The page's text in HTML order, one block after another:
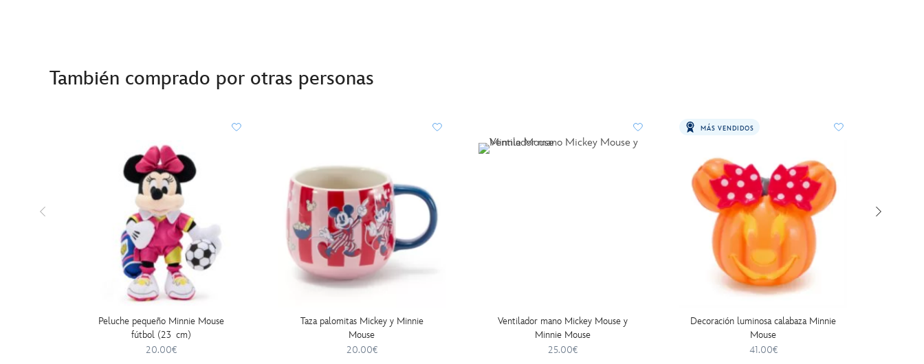
También comprado por otras personas
Peluche pequeño Minnie Mouse
fútbol (23 cm)
20.00€
Taza palomitas Mickey y Minnie
Mouse
20.00€
Ventilador mano Mickey Mouse y
Minnie Mouse
25.00€
MÁS VENDIDOS
Decoración luminosa calabaza Minnie
Mouse
41.00€